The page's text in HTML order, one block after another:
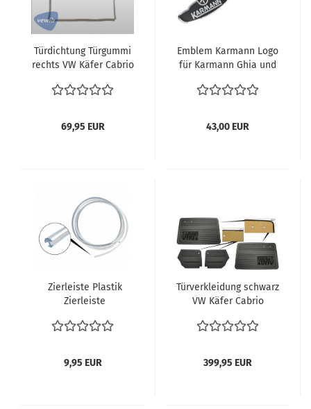
Türdichtung Türgummi
rechts VW Käfer Cabrio
später 1302 1303 1500
VEWIB Türdichtung
Käfer
69,95 EUR
Emblem Karmann Logo
für Karmann Ghia und
43,00 EUR
Zierleiste Plastik
Zierleiste
Scheibendichtungen 1
Oldtimer VW Bus T2
Käfer BMW etc
9,95 EUR
Türverkleidung schwarz
VW Käfer Cabrio
Innenaustattung
399,95 EUR